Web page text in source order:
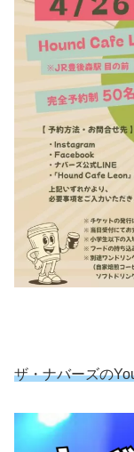
ザ・ナバーズの